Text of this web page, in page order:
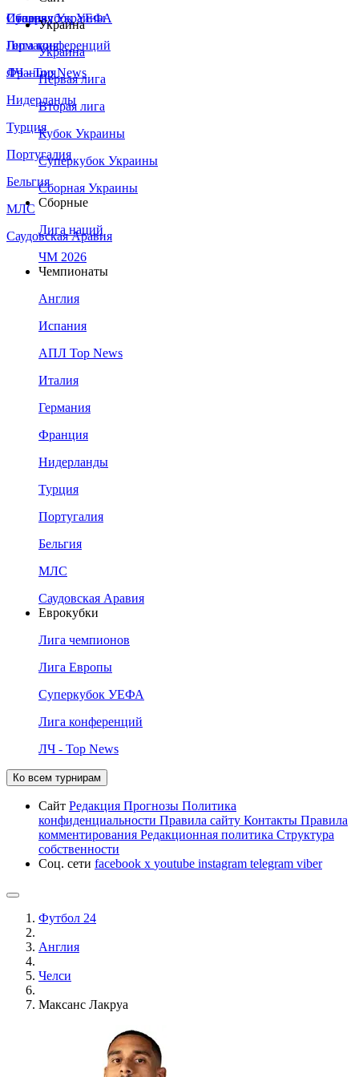
Сборная Украины
Италия
Германия
Франция
Нидерланды
Турция
Португалия
Бельгия
МЛС
Саудовская Аравия
Суперкубок УЕФА
Лига конференций
ЛЧ - Top News
Украина
Украина
Первая лига
Вторая лига
Кубок Украины
Суперкубок Украины
Сборная Украины
Сборные
Лига наций
ЧМ 2026
Чемпионаты
Англия
Испания
АПЛ Top News
Италия
Германия
Франция
Нидерланды
Турция
Португалия
Бельгия
МЛС
Саудовская Аравия
Еврокубки
Лига чемпионов
Лига Европы
Суперкубок УЕФА
Лига конференций
ЛЧ - Top News
Ко всем турнирам
Сайт Редакция Прогнозы Политика
конфиденциальности Правила сайту Контакты Правила
комментирования Редакционная политика Структура
собственности
Соц. сети facebook x youtube instagram telegram viber
Футбол 24
Англия
Челси
Максанс Лакруа